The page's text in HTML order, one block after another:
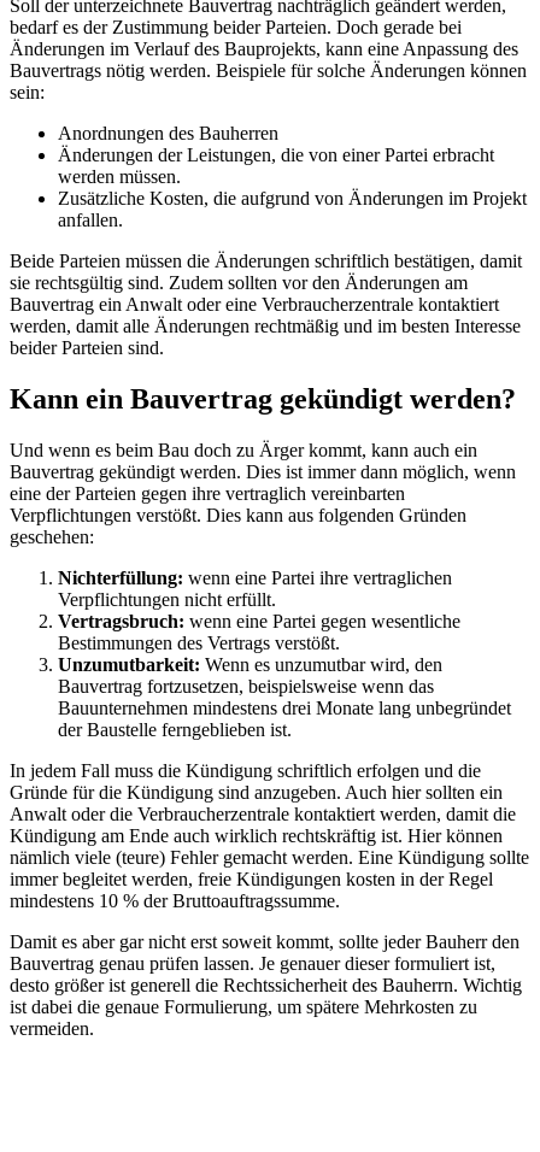
Soll der unterzeichnete Bauvertrag nachträglich geändert werden,
bedarf es der Zustimmung beider Parteien. Doch gerade bei
Änderungen im Verlauf des Bauprojekts, kann eine Anpassung des
Bauvertrags nötig werden. Beispiele für solche Änderungen können
sein:
Anordnungen des Bauherren
Änderungen der Leistungen, die von einer Partei erbracht
werden müssen.
Zusätzliche Kosten, die aufgrund von Änderungen im Projekt
anfallen.
Beide Parteien müssen die Änderungen schriftlich bestätigen, damit
sie rechtsgültig sind. Zudem sollten vor den Änderungen am
Bauvertrag ein Anwalt oder eine Verbraucherzentrale kontaktiert
werden, damit alle Änderungen rechtmäßig und im besten Interesse
beider Parteien sind.
Kann ein Bauvertrag gekündigt werden?
Und wenn es beim Bau doch zu Ärger kommt, kann auch ein
Bauvertrag gekündigt werden. Dies ist immer dann möglich, wenn
eine der Parteien gegen ihre vertraglich vereinbarten
Verpflichtungen verstößt. Dies kann aus folgenden Gründen
geschehen:
Nichterfüllung: wenn eine Partei ihre vertraglichen
Verpflichtungen nicht erfüllt.
Vertragsbruch: wenn eine Partei gegen wesentliche
Bestimmungen des Vertrags verstößt.
Unzumutbarkeit: Wenn es unzumutbar wird, den
Bauvertrag fortzusetzen, beispielsweise wenn das
Bauunternehmen mindestens drei Monate lang unbegründet
der Baustelle ferngeblieben ist.
In jedem Fall muss die Kündigung schriftlich erfolgen und die
Gründe für die Kündigung sind anzugeben. Auch hier sollten ein
Anwalt oder die Verbraucherzentrale kontaktiert werden, damit die
Kündigung am Ende auch wirklich rechtskräftig ist. Hier können
nämlich viele (teure) Fehler gemacht werden. Eine Kündigung sollte
immer begleitet werden, freie Kündigungen kosten in der Regel
mindestens 10 % der Bruttoauftragssumme.
Damit es aber gar nicht erst soweit kommt, sollte jeder Bauherr den
Bauvertrag genau prüfen lassen. Je genauer dieser formuliert ist,
desto größer ist generell die Rechtssicherheit des Bauherrn. Wichtig
ist dabei die genaue Formulierung, um spätere Mehrkosten zu
vermeiden.